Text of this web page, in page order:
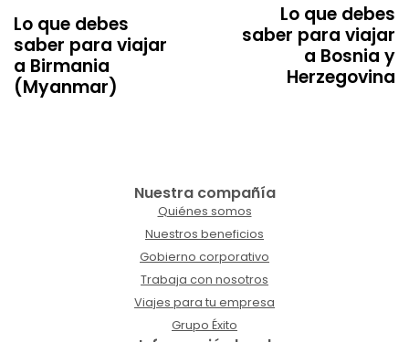
Lo que debes
saber para viajar
a Birmania
(Myanmar)
Lo que debes
saber para viajar
a Bosnia y
Herzegovina
Nuestra compañía
Quiénes somos
Nuestros beneficios
Gobierno corporativo
Trabaja con nosotros
Viajes para tu empresa
Grupo Éxito